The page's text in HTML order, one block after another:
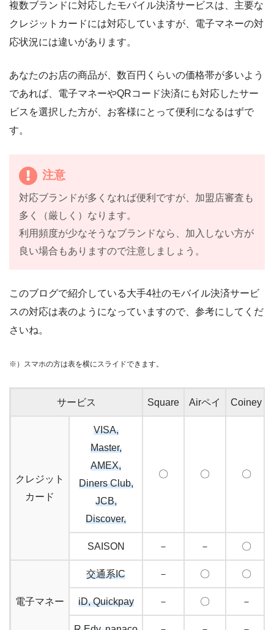
複数ブランドに対応したモバイル決済サービスは、主要な
クレジットカードには対応していますが、電子マネーの対
応状況には違いがあります。
あなたのお店の商品が、数百円くらいの価格帯が多いよう
であれば、電子マネーやQRコード決済にも対応したサー
ビスを選択した方が、お客様にとって便利になるはずで
す。
注意
対応ブランドが多くなれば便利ですが、加盟店審査も
多く（厳しく）なります。
利用頻度が少なそうなブランドなら、加入しない方が
良い場合もありますので注意しましょう。
このブログで紹介している大手4社のモバイル決済サービ
スの対応は表のようになっていますので、参考にしてくだ
さいね。
※）スマホの方は表を横にスライドできます。
サービス Square Airペイ Coiney
クレジット
カード
VISA,
Master,
AMEX,
Diners Club,
JCB,
Discover,
〇 〇 〇
SAISON － － 〇
電子マネー
交通系IC － 〇 〇
iD, Quickpay － 〇 －